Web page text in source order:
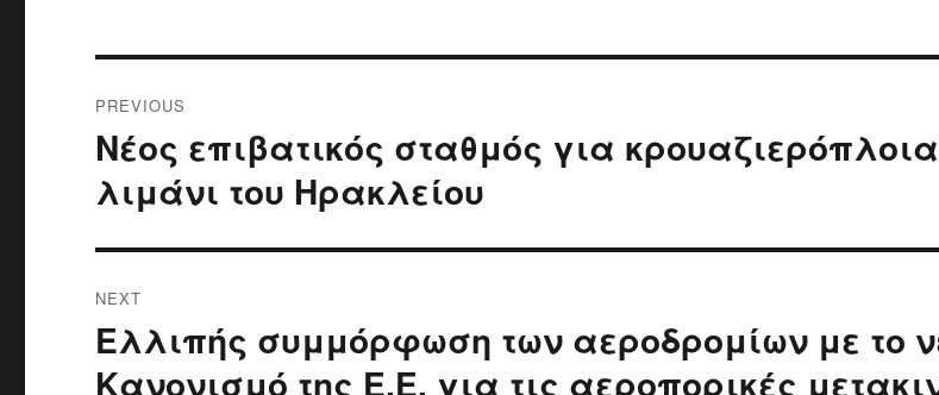
navigation
PREVIOUS
Previous
post:
Νέος επιβατικός σταθμός για
λιμάνι του Ηρακλείου
NEXT
Next
post:
Ελλιπής συμμόρφωση των αεροδρομίων με το
Κανονισμό της Ε.Ε. για τις αεροπορικές